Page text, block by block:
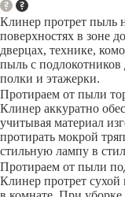
Клинер протрет пыль
поверхностях в зоне
дверцах, технике,
пыль с
полки и этажерки.
Протираем от пыли
Клинер аккуратно
учитывая материал
протирать мокрой
стильную лампу в
Протираем от пыли
Клинер протрет